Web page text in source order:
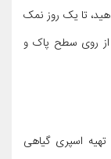
تا یک روز نمک
از روی سطح پاک و
اسپری گیاهی